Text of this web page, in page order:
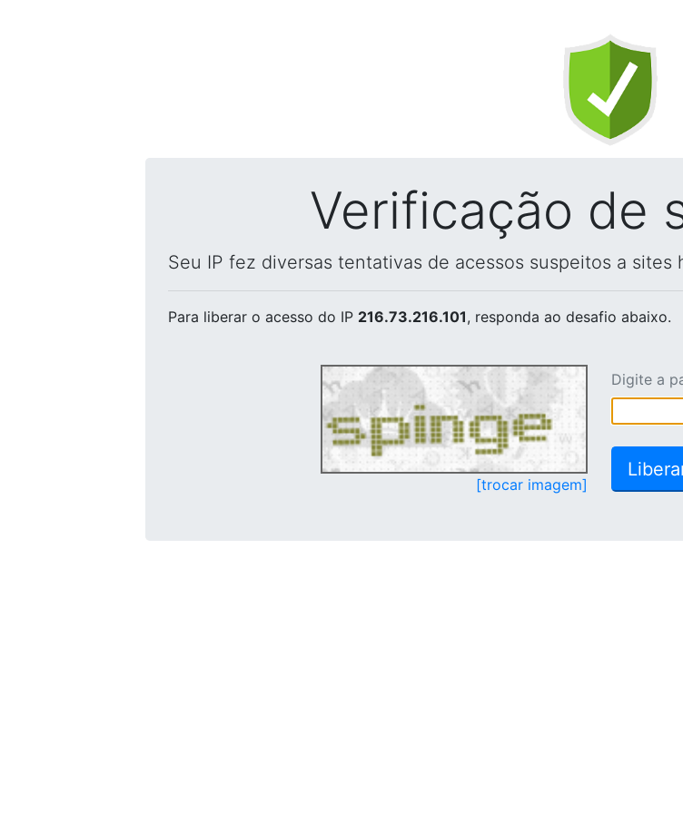
Verificação de
Seu IP fez diversas tentativas de acessos suspeitos a sites
Para liberar o acesso do IP 216.73.216.101, responda ao desafio abaixo.
[trocar imagem]
Digite a